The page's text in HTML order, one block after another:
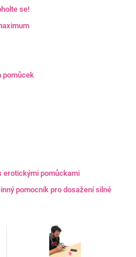
se!
pomůcek
erotickými pomůckami
pomocník pro dosažení silné